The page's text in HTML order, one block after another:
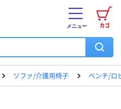
カゴ
メニュー
ソファ/介護用椅子 ベンチ/ロ